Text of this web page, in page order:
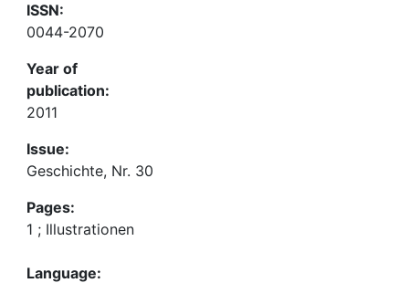
ISSN:
0044-2070
Year of
publication:
2011
Issue:
Geschichte, Nr. 30
Pages:
1 ; Illustrationen
Language: